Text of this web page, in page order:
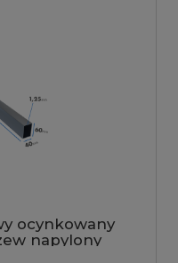
ocynkowany
napylony